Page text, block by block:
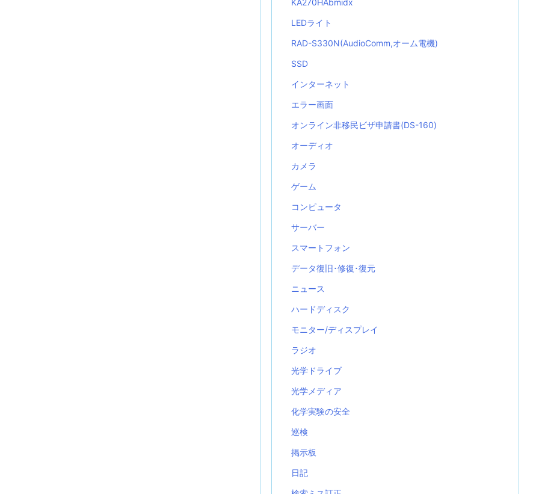
KA270HAbmidx
LEDライト
RAD-S330N(AudioComm,オーム電機)
SSD
インターネット
エラー画面
オンライン非移民ビザ申請書(DS-160)
オーディオ
カメラ
ゲーム
コンピュータ
サーバー
スマートフォン
データ復旧･修復･復元
ニュース
ハードディスク
モニター/ディスプレイ
ラジオ
光学ドライブ
光学メディア
化学実験の安全
巡検
掲示板
日記